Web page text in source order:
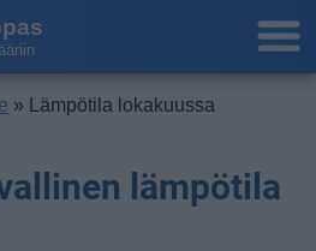
» Lämpötila lokakuussa
lämpötila